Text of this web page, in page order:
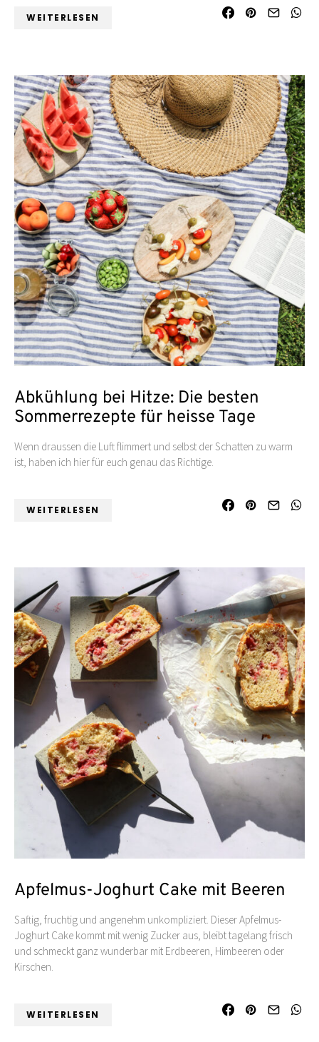
WEITERLESEN
Abkühlung bei Hitze: Die besten
Sommerrezepte für heisse Tage
Wenn draussen die Luft flimmert und selbst der Schatten zu warm
ist, haben ich hier für euch genau das Richtige.
WEITERLESEN
Apfelmus-Joghurt Cake mit Beeren
Saftig, fruchtig und angenehm unkompliziert. Dieser Apfelmus-
Joghurt Cake kommt mit wenig Zucker aus, bleibt tagelang frisch
und schmeckt ganz wunderbar mit Erdbeeren, Himbeeren oder
Kirschen.
WEITERLESEN